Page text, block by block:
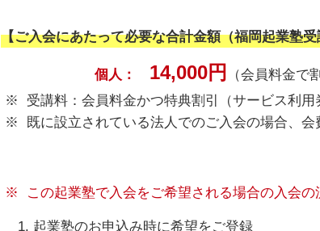
【ご入会にあたって必要な合計金額（福岡起業塾
個人： 14,000円
（会員料金で
受講料：会員料金かつ特典割引（サービス利
既に設立されている法人でのご入会の場合、会
この起業塾で入会をご希望される場合の入会
起業塾のお申込み時に希望をご登録